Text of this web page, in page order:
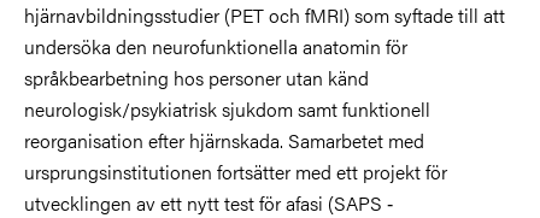
hjärnavbildningsstudier (PET och fMRI) som syftade till att
undersöka den neurofunktionella anatomin för
språkbearbetning hos personer utan känd
neurologisk/psykiatrisk sjukdom samt funktionell
reorganisation efter hjärnskada. Samarbetet med
ursprungsinstitutionen fortsätter med ett projekt för
utvecklingen av ett nytt test för afasi (SAPS ‐